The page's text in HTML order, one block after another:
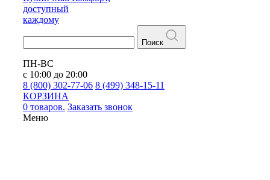
доступный
каждому
Поиск
ПН-ВС
с 10:00 до 20:00
8 (800) 302-77-06 8 (499) 348-15-11
КОРЗИНА
0 товаров. Заказать звонок
Меню